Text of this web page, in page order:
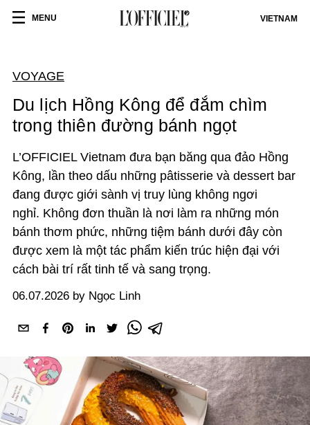
MENU VIETNAM
VOYAGE
Du lịch Hồng Kông để đắm chìm
trong thiên đường bánh ngọt
L’OFFICIEL Vietnam đưa bạn băng qua đảo Hồng
Kông, lần theo dấu những pâtisserie và dessert bar
đang được giới sành vị truy lùng không ngơi
nghỉ. Không đơn thuần là nơi làm ra những món
bánh thơm phức, những tiệm bánh dưới đây còn
được xem là một tác phẩm kiến trúc hiện đại với
cách bài trí rất tinh tế và sang trọng.
06.07.2026 by Ngọc Linh